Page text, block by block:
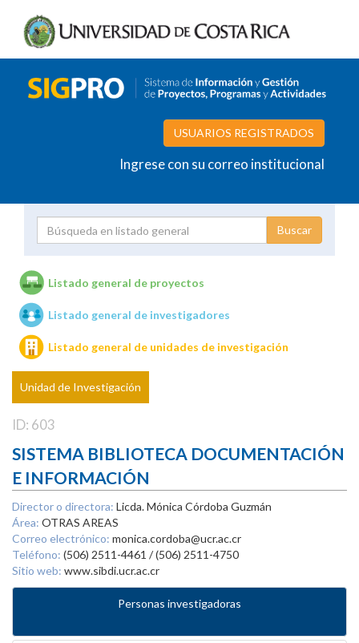
USUARIOS REGISTRADOS
Ingrese con su correo institucional
Unidades de investigación
Listado general de proyectos
Listado general de investigadores
Listado general de unidades de investigación
Unidad de Investigación
ID: 603
SISTEMA BIBLIOTECA DOCUMENTACIÓN
E INFORMACIÓN
Director o directora: Licda. Mónica Córdoba Guzmán
Área: OTRAS AREAS
Correo electrónico: monica.cordoba@ucr.ac.cr
Teléfono: (506) 2511-4461 / (506) 2511-4750
Sitio web: www.sibdi.ucr.ac.cr
Personas investigadoras